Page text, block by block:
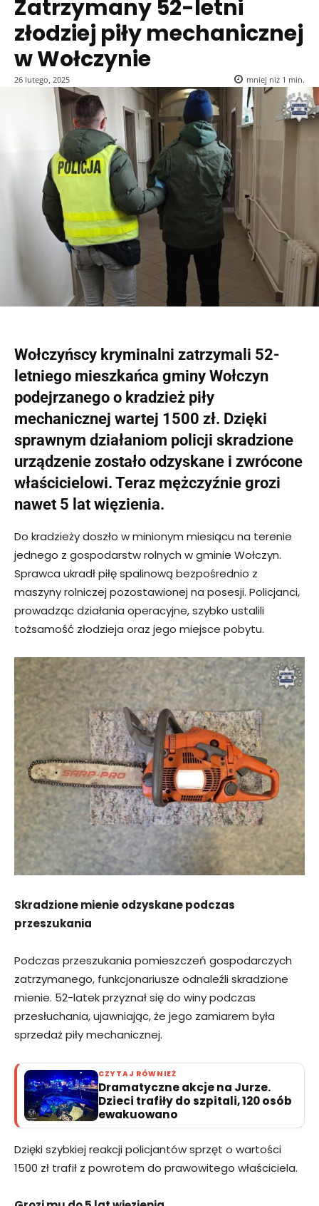
Zatrzymany 52-letni
złodziej piły mechanicznej
w Wołczynie
26 lutego, 2025 mniej niż 1 min.
Wołczyńscy kryminalni zatrzymali 52-
letniego mieszkańca gminy Wołczyn
podejrzanego o kradzież piły
mechanicznej wartej 1500 zł. Dzięki
sprawnym działaniom policji skradzione
urządzenie zostało odzyskane i zwrócone
właścicielowi. Teraz mężczyźnie grozi
nawet 5 lat więzienia.
Do kradzieży doszło w minionym miesiącu na terenie
jednego z gospodarstw rolnych w gminie Wołczyn.
Sprawca ukradł piłę spalinową bezpośrednio z
maszyny rolniczej pozostawionej na posesji. Policjanci,
prowadząc działania operacyjne, szybko ustalili
tożsamość złodzieja oraz jego miejsce pobytu.
Skradzione mienie odzyskane podczas
przeszukania
Podczas przeszukania pomieszczeń gospodarczych
zatrzymanego, funkcjonariusze odnaleźli skradzione
mienie. 52-latek przyznał się do winy podczas
przesłuchania, ujawniając, że jego zamiarem była
sprzedaż piły mechanicznej.
CZYTAJ RÓWNIEŻ
Dramatyczne akcje na Jurze.
Dzieci trafiły do szpitali, 120 osób
ewakuowano
Dzięki szybkiej reakcji policjantów sprzęt o wartości
1500 zł trafił z powrotem do prawowitego właściciela.